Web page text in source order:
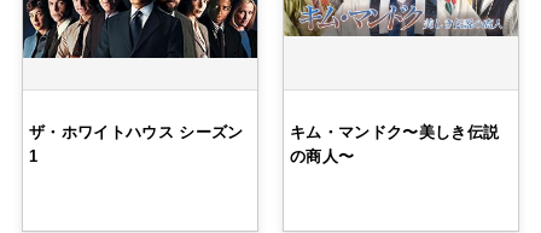
ザ・ホワイトハウス シーズン
1
キム・マンドク〜美しき伝説
の商人〜